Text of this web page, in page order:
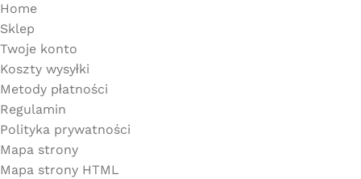
Home
Sklep
Twoje konto
Koszty wysyłki
Metody płatności
Regulamin
Polityka prywatności
Mapa strony
Mapa strony HTML